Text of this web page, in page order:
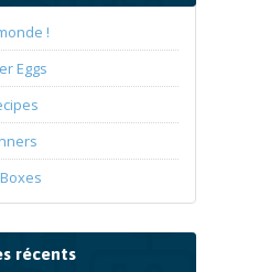
!
Eggs
récents